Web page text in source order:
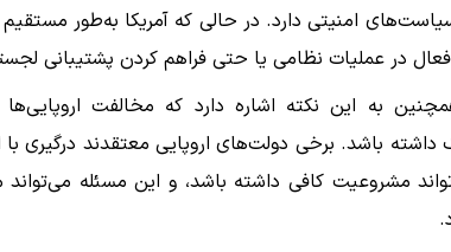
امنیتی دارد. در حالی که آمریکا به‌طور مستقیم
در عملیات نظامی یا حتی فراهم کردن پشتیبانی
به این نکته اشاره دارد که مخالفت
داشته باشد. برخی دولت‌های اروپایی معتقدند درگیری
مشروعیت کافی داشته باشد، و این مسئله